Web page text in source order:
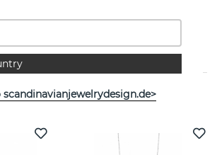
Astra
Artikel ansehen